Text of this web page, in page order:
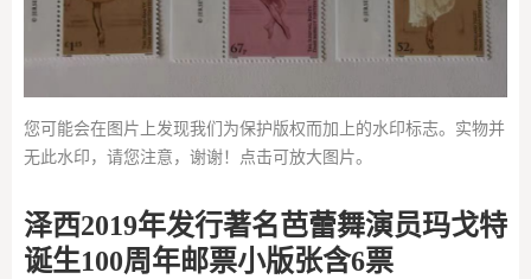
您可能会在图片上发现我们为保护版权而加上的水印标志。实物并
无此水印，请您注意，谢谢！点击可放大图片。
泽西2019年发行著名芭蕾舞演员玛戈特
诞生100周年邮票小版张含6票